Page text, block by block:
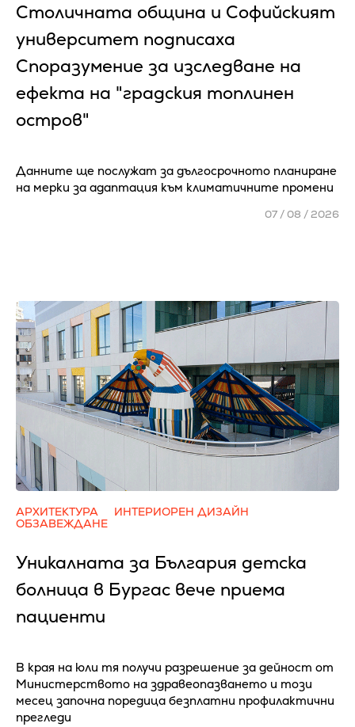
Столичната община и Софийският
университет подписаха
Споразумение за изследване на
ефекта на "градския топлинен
остров"
Данните ще послужат за дългосрочното планиране
на мерки за адаптация към климатичните промени
07 / 08 / 2026
АРХИТЕКТУРА
ИНТЕРИОРЕН ДИЗАЙН
ОБЗАВЕЖДАНЕ
Уникалната за България детска
болница в Бургас вече приема
пациенти
В края на юли тя получи разрешение за дейност от
Министерството на здравеопазването и този
месец започна поредица безплатни профилактични
прегледи